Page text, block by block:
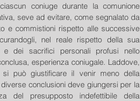
coniuge durante la comunione
seve ad evitare, come segnalato da
e commistioni rispetto alle successive
nel reale rispetto della sua
dei sacrifici personali profusi nello
esperienza coniugale. Laddove,
può giustificare il venir meno della
conclusioni deve giungersi per la
del presupposto indefettibile della